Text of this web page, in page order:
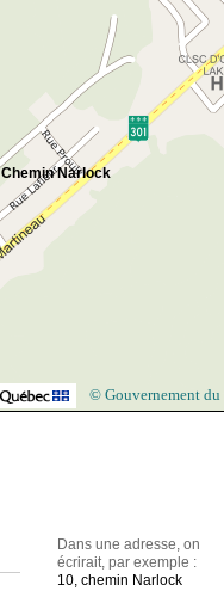
Chemin Narlock
© Gouvernement du
Dans une adresse, on
écrirait, par exemple :
10, chemin Narlock